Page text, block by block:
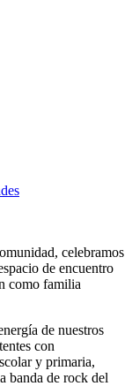
celebramos
de encuentro
como familia
de nuestros
con
y primaria,
banda de rock del